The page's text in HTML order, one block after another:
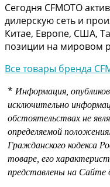
Сегодня CFMOTO
дилерскую сеть и
Китае, Европе, США,
позиции на мировом
Все товары бренда
* Информация,
исключительно
обстоятельствах не
определяемой
Гражданского кодекса
товаре, его
представлены на Сайте